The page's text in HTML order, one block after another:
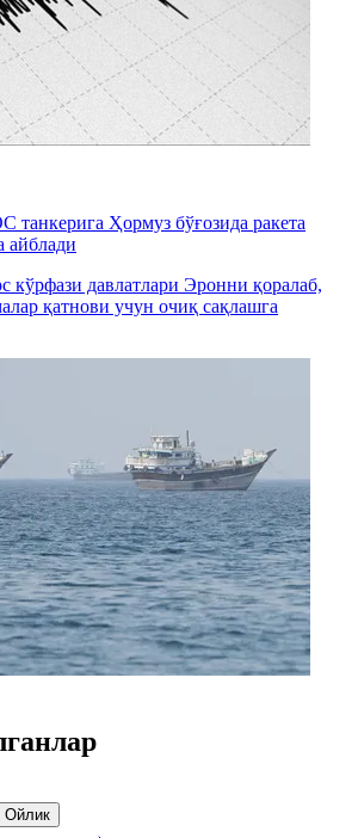
Ҳормуз бўғозида ракета
айблади
давлатлари Эронни қоралаб,
қатнови учун очиқ сақлашга
Ойлик